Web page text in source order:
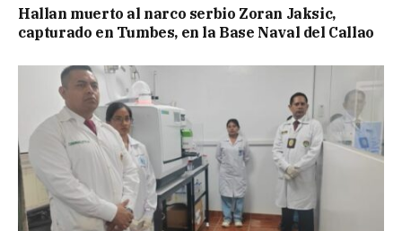
Hallan muerto al narco serbio Zoran Jaksic,
capturado en Tumbes, en la Base Naval del Callao